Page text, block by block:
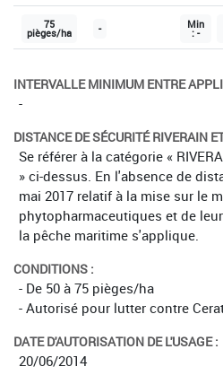
75
pièges/ha - Min
: -
INTERVALLE MINIMUM ENTRE
-
DISTANCE DE SÉCURITÉ RIVERAIN
Se référer à la catégorie «
» ci-dessus. En l'absence de
mai 2017 relatif à la mise sur le
phytopharmaceutiques et de
la pêche maritime s'applique.
CONDITIONS :
- De 50 à 75 pièges/ha
- Autorisé pour lutter contre
DATE D'AUTORISATION DE L'USAGE :
20/06/2014